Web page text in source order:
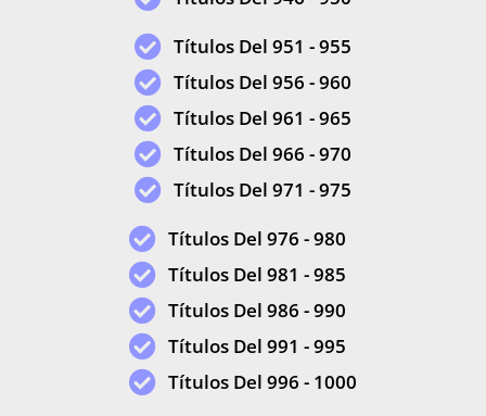
Títulos Del 951 - 955
Títulos Del 956 - 960
Títulos Del 961 - 965
Títulos Del 966 - 970
Títulos Del 971 - 975
Títulos Del 976 - 980
Títulos Del 981 - 985
Títulos Del 986 - 990
Títulos Del 991 - 995
Títulos Del 996 - 1000